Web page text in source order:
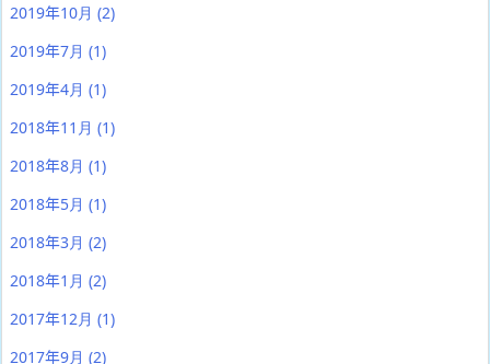
2019年10月 (2)
2019年7月 (1)
2019年4月 (1)
2018年11月 (1)
2018年8月 (1)
2018年5月 (1)
2018年3月 (2)
2018年1月 (2)
2017年12月 (1)
2017年9月 (2)